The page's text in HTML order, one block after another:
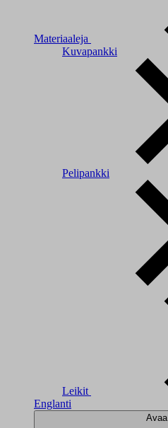
Materiaaleja
Kuvapankki
Pelipankki
Leikit
Englanti